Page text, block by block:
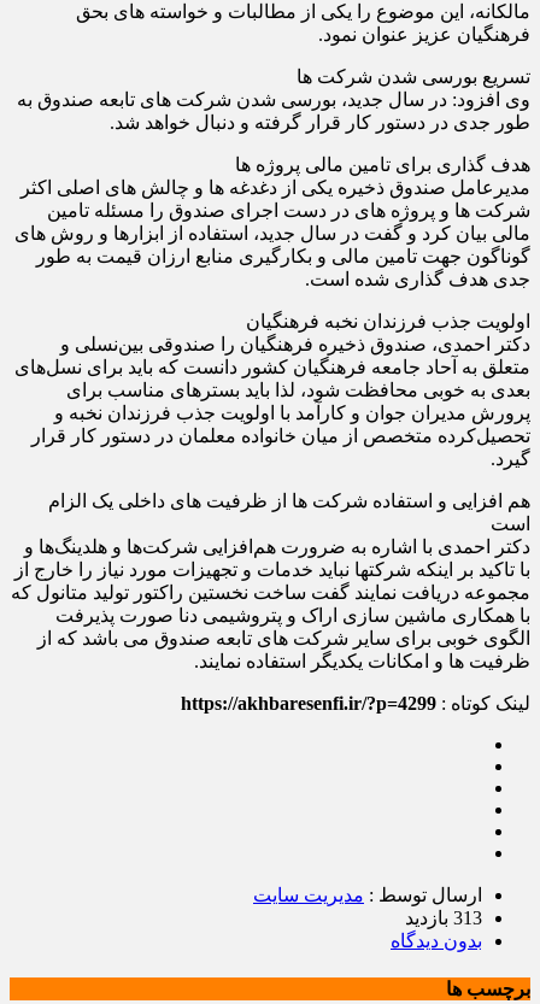
مالکانه، این موضوع را یکی از مطالبات و خواسته های بحق
فرهنگیان عزیز عنوان نمود.
تسریع بورسی شدن شرکت ها
وی افزود: در سال جدید، بورسی شدن شرکت های تابعه صندوق به
طور جدی در دستور کار قرار گرفته و دنبال خواهد شد.
هدف گذاری برای تامین مالی پروژه ها
مدیرعامل صندوق ذخیره یکی از دغدغه ها و چالش های اصلی اکثر
شرکت ها و پروژه های در دست اجرای صندوق را مسئله تامین
مالی بیان کرد و گفت در سال جدید، استفاده از ابزارها و روش های
گوناگون جهت تامین مالی و بکارگیری منابع ارزان قیمت به طور
جدی هدف گذاری شده است.
اولویت جذب فرزندان نخبه فرهنگیان
دکتر احمدی، صندوق ذخیره فرهنگیان را صندوقی بین‌نسلی و
متعلق به آحاد جامعه فرهنگیان کشور دانست که باید برای نسل‌های
بعدی به خوبی محافظت شود، لذا باید بسترهای مناسب برای
پرورش مدیران جوان و کارآمد با اولویت جذب فرزندان نخبه و
تحصیل‌کرده متخصص از میان خانواده معلمان در دستور کار قرار
گیرد.
هم افزایی و استفاده شرکت ها از ظرفیت های داخلی یک الزام
است
دکتر احمدی با اشاره به ضرورت هم‌افزایی شرکت‌ها و هلدینگ‌ها و
با تاکید بر اینکه شرکتها نباید خدمات و تجهیزات مورد نیاز را خارج از
مجموعه دریافت نمایند گفت ساخت نخستین راکتور تولید متانول که
با همکاری ماشین سازی اراک و پتروشیمی دنا صورت پذیرفت
الگوی خوبی برای سایر شرکت های تابعه صندوق می باشد که از
ظرفیت ها و امکانات یکدیگر استفاده نمایند.
لینک کوتاه : https://akhbaresenfi.ir/?p=4299
ارسال توسط : مدیریت سایت
313 بازدید
بدون دیدگاه
برچسب ها